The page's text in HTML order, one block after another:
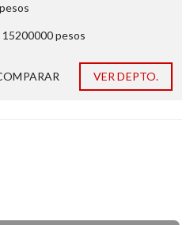
pesos
15200000pesos
VER DEPTO.